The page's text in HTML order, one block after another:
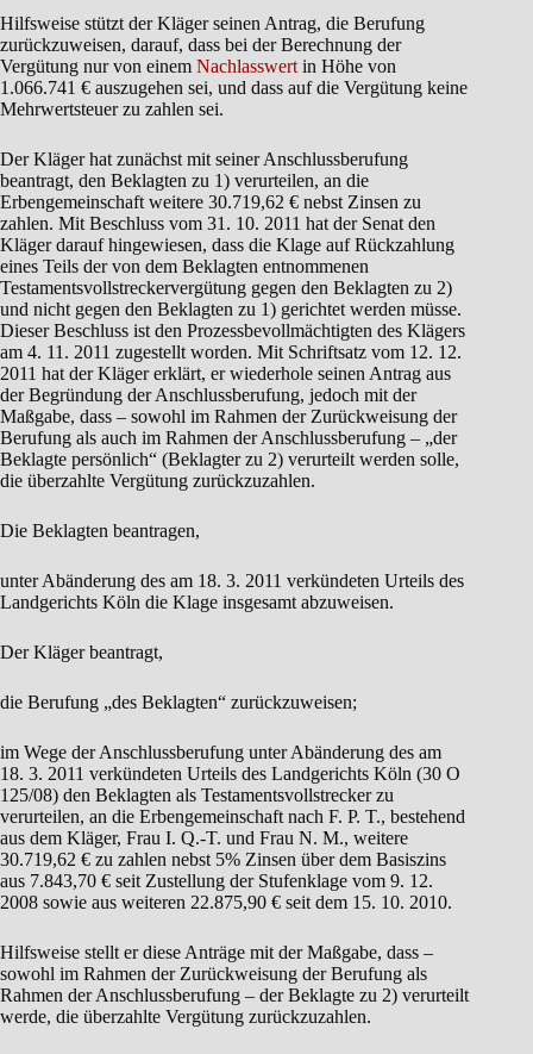
Hilfsweise stützt der Kläger seinen Antrag, die Berufung
zurückzuweisen, darauf, dass bei der Berechnung der
Vergütung nur von einem Nachlasswert in Höhe von
1.066.741 € auszugehen sei, und dass auf die Vergütung keine
Mehrwertsteuer zu zahlen sei.
Der Kläger hat zunächst mit seiner Anschlussberufung
beantragt, den Beklagten zu 1) verurteilen, an die
Erbengemeinschaft weitere 30.719,62 € nebst Zinsen zu
zahlen. Mit Beschluss vom 31. 10. 2011 hat der Senat den
Kläger darauf hingewiesen, dass die Klage auf Rückzahlung
eines Teils der von dem Beklagten entnommenen
Testamentsvollstreckervergütung gegen den Beklagten zu 2)
und nicht gegen den Beklagten zu 1) gerichtet werden müsse.
Dieser Beschluss ist den Prozessbevollmächtigten des Klägers
am 4. 11. 2011 zugestellt worden. Mit Schriftsatz vom 12. 12.
2011 hat der Kläger erklärt, er wiederhole seinen Antrag aus
der Begründung der Anschlussberufung, jedoch mit der
Maßgabe, dass – sowohl im Rahmen der Zurückweisung der
Berufung als auch im Rahmen der Anschlussberufung – „der
Beklagte persönlich“ (Beklagter zu 2) verurteilt werden solle,
die überzahlte Vergütung zurückzuzahlen.
Die Beklagten beantragen,
unter Abänderung des am 18. 3. 2011 verkündeten Urteils des
Landgerichts Köln die Klage insgesamt abzuweisen.
Der Kläger beantragt,
die Berufung „des Beklagten“ zurückzuweisen;
im Wege der Anschlussberufung unter Abänderung des am
18. 3. 2011 verkündeten Urteils des Landgerichts Köln (30 O
125/08) den Beklagten als Testamentsvollstrecker zu
verurteilen, an die Erbengemeinschaft nach F. P. T., bestehend
aus dem Kläger, Frau I. Q.-T. und Frau N. M., weitere
30.719,62 € zu zahlen nebst 5% Zinsen über dem Basiszins
aus 7.843,70 € seit Zustellung der Stufenklage vom 9. 12.
2008 sowie aus weiteren 22.875,90 € seit dem 15. 10. 2010.
Hilfsweise stellt er diese Anträge mit der Maßgabe, dass –
sowohl im Rahmen der Zurückweisung der Berufung als
Rahmen der Anschlussberufung – der Beklagte zu 2) verurteilt
werde, die überzahlte Vergütung zurückzuzahlen.